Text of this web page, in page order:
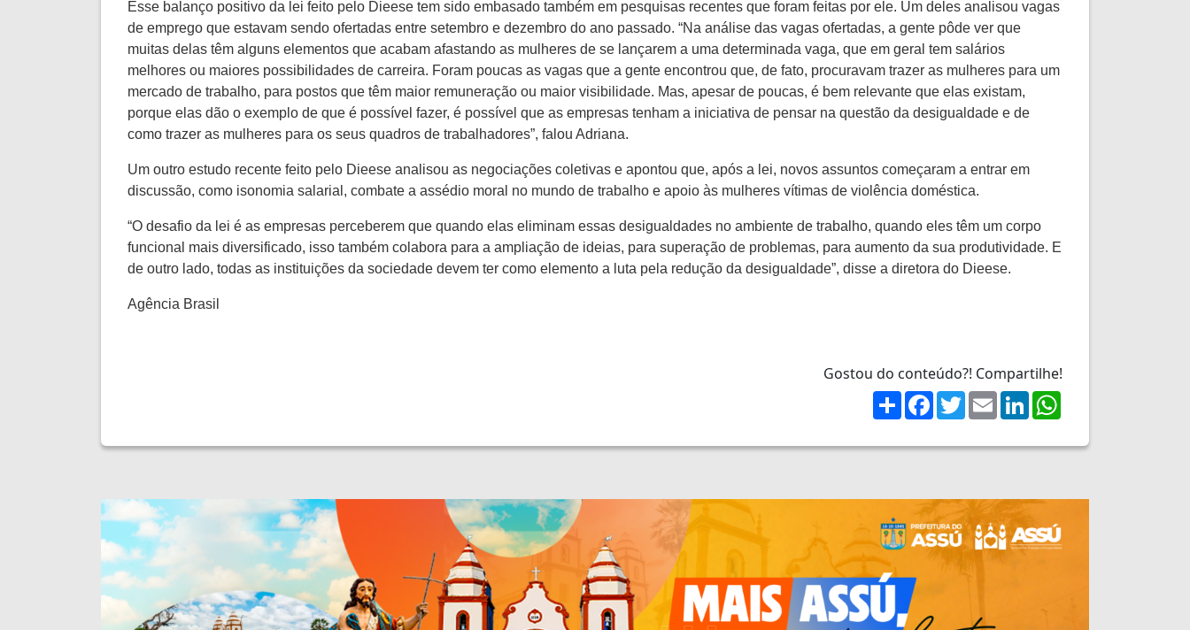
Esse balanço positivo da lei feito pelo Dieese tem sido embasado também em pesquisas recentes que foram feitas por ele. Um deles analisou vagas
de emprego que estavam sendo ofertadas entre setembro e dezembro do ano passado. “Na análise das vagas ofertadas, a gente pôde ver que
muitas delas têm alguns elementos que acabam afastando as mulheres de se lançarem a uma determinada vaga, que em geral tem salários
melhores ou maiores possibilidades de carreira. Foram poucas as vagas que a gente encontrou que, de fato, procuravam trazer as mulheres para um
mercado de trabalho, para postos que têm maior remuneração ou maior visibilidade. Mas, apesar de poucas, é bem relevante que elas existam,
porque elas dão o exemplo de que é possível fazer, é possível que as empresas tenham a iniciativa de pensar na questão da desigualdade e de
como trazer as mulheres para os seus quadros de trabalhadores”, falou Adriana.
Um outro estudo recente feito pelo Dieese analisou as negociações coletivas e apontou que, após a lei, novos assuntos começaram a entrar em
discussão, como isonomia salarial, combate a assédio moral no mundo de trabalho e apoio às mulheres vítimas de violência doméstica.
“O desafio da lei é as empresas perceberem que quando elas eliminam essas desigualdades no ambiente de trabalho, quando eles têm um corpo
funcional mais diversificado, isso também colabora para a ampliação de ideias, para superação de problemas, para aumento da sua produtividade. E
de outro lado, todas as instituições da sociedade devem ter como elemento a luta pela redução da desigualdade”, disse a diretora do Dieese.
Agência Brasil
Gostou do conteúdo?! Compartilhe!
ShareFacebook
TwitterEmailLinkedIn